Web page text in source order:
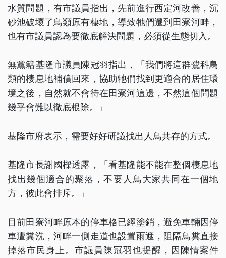
水質問題，有市議員指出，先前進行西定河改善，沉
砂池破壞了鳥類原有棲地，導致牠們遷到田寮河畔，
也有市議員認為要徹底解決問題，必須從生態切入。
無黨籍基隆市議員陳冠羽指出，「我們將這群鷺科鳥
類的棲息地補償回來，協助牠們找到更適合的居住環
境之後，自然就不會待在田寮河這邊，不然這個問題
幾乎會難以徹底根除。」
基隆市府表示，需要好好研議找出人鳥共存的方式。
基隆市長謝國樑透露，「看基隆能不能在整個棲息地
找出幾個適合的聚落，不要人鳥大家共同在一個地
方，彼此會排斥。」
目前田寮河畔原本的停車格已經塗銷，避免車輛因停
車遭糞洗，河畔一側走道也設置雨遮，阻隔鳥糞直接
掉落市民身上。市議員陳冠羽也提醒，因陳情案件